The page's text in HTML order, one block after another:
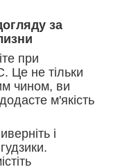
за
при
Це не тільки
чином, ви
м'якість
і